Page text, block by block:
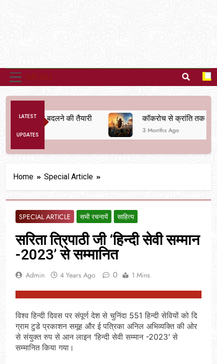
LATEST
UPDATES
व्यवस्था बदलने की तैयारी कॉकरोच से क्रांति तक
3 Months Ago
Home Special Article
SPECIAL ARTICLE सभी रचनायें साहित्य
सरिता त्रिपाठी जी ‘हिन्दी सेवी सम्मान
-2023’ से सम्मानित
Admin 4 Years Ago 0 1 Mins
विश्व हिन्दी दिवस पर संपूर्ण देश से चुनिंदा 551 हिन्दी सेवियों को दि
ग्राम टुडे प्रकाशन समूह और ई पत्रिका अनिल अभिव्यक्ति की ओर
से संयुक्त रुप से आन लाइन ‘हिन्दी सेवी सम्मान -2023’ से
सम्मानित किया गया।